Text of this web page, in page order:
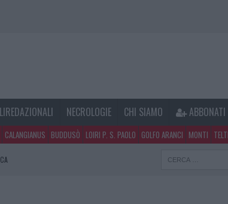
NECROLOGIE CHI SIAMO ABBONATI
CALANGIANUS BUDDUSÒ LOIRI P. S. PAOLO GOLFO ARANCI MONTI TELTI